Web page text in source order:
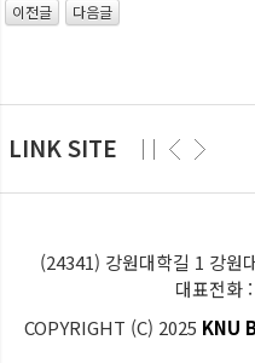
이전글 다음글
LINK SITE
(24341) 강원대학길 1 강원
대표전화
COPYRIGHT (C) 2025 KNU